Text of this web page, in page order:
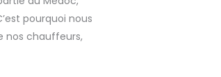
pourquoi nous
nos chauffeurs,